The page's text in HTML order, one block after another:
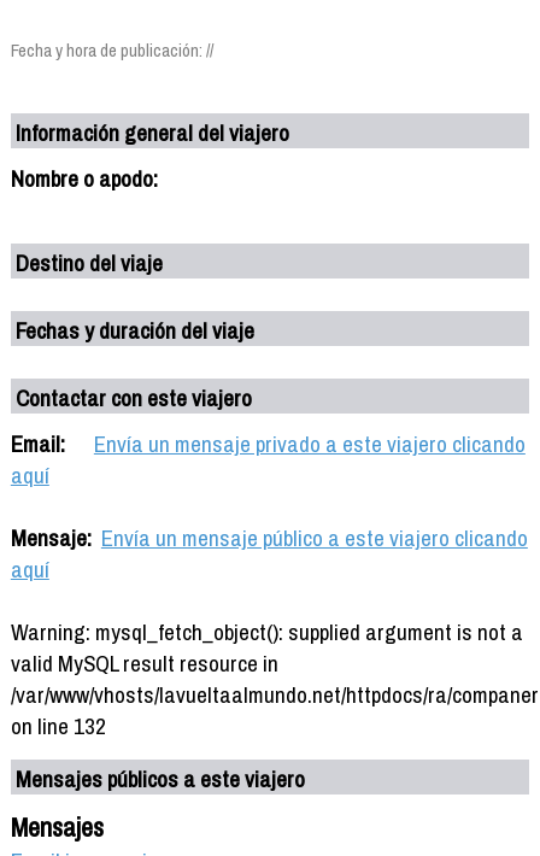
Fecha y hora de publicación: //
Información general del viajero
Nombre o apodo:
Destino del viaje
Fechas y duración del viaje
Contactar con este viajero
Email:
Envía un mensaje privado a este viajero clicando
aquí
Mensaje: Envía un mensaje público a este viajero clicando
aquí
Warning: mysql_fetch_object(): supplied argument is not a
valid MySQL result resource in
/var/www/vhosts/lavueltaalmundo.net/httpdocs/ra/
on line 132
Mensajes públicos a este viajero
Mensajes